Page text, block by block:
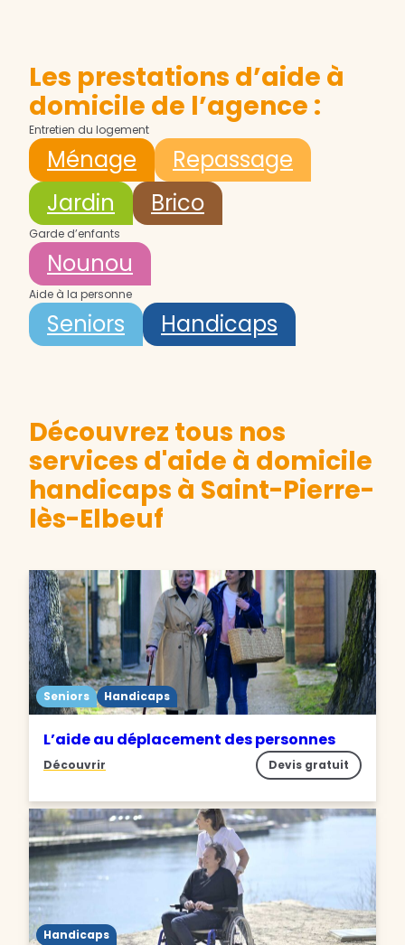
Les prestations d’aide à
domicile de l’agence :
Entretien du logement
Ménage
Repassage
Jardin
Brico
Garde d’enfants
Nounou
Aide à la personne
Seniors Handicaps
Découvrez tous nos
services d'aide à domicile
handicaps à Saint-Pierre-
lès-Elbeuf
Seniors Handicaps
L’aide au déplacement des personnes
Découvrir Devis gratuit
Handicaps